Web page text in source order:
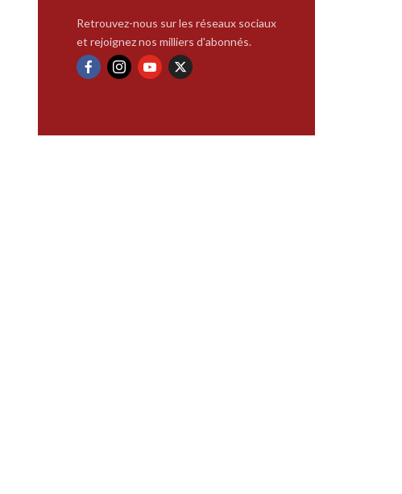
Retrouvez-nous sur les réseaux sociaux
et rejoignez nos milliers d'abonnés.